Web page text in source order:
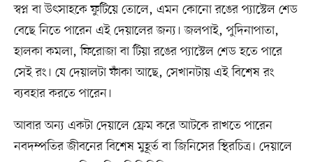
স্বপ্ন বা উৎসাহকে ফুটিয়ে তোলে, এমন কোনো রঙের প্যাস্টেল শেড
বেছে নিতে পারেন এই দেয়ালের জন্য। জলপাই, পুদিনাপাতা,
হালকা কমলা, ফিরোজা বা টিয়া রঙের প্যাস্টেল শেড হতে পারে
সেই রং। যে দেয়ালটা ফাঁকা আছে, সেখানটায় এই বিশেষ রং
ব্যবহার করতে পারেন।
আবার অন্য একটা দেয়ালে ফ্রেম করে আটকে রাখতে পারেন
নবদম্পতির জীবনের বিশেষ মুহূর্ত বা জিনিসের স্থিরচিত্র। দেয়ালে